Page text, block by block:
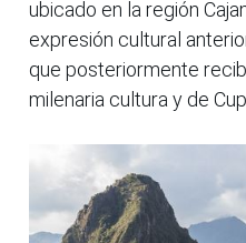
ubicado en la región
expresión cultural
que posteriormente
milenaria cultura y de